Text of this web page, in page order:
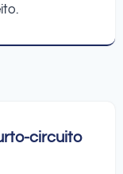
circuito